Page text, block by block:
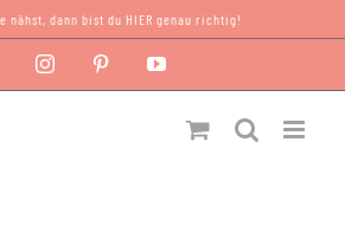
nähst, dann bist du HIER genau richtig!
FacebookInstagramPinterest